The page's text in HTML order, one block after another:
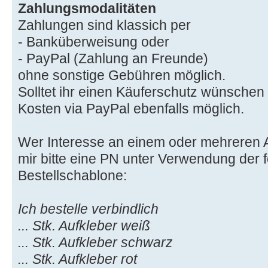
Zahlungsmodalitäten
Zahlungen sind klassich per
- Banküberweisung oder
- PayPal (Zahlung an Freunde)
ohne sonstige Gebühren möglich.
Solltet ihr einen Käuferschutz
Kosten via PayPal ebenfalls möglich.
Wer Interesse an einem oder mehreren
mir bitte eine PN unter Verwendung der
Bestellschablone:
Ich bestelle verbindlich
... Stk. Aufkleber weiß
... Stk. Aufkleber schwarz
... Stk. Aufkleber rot